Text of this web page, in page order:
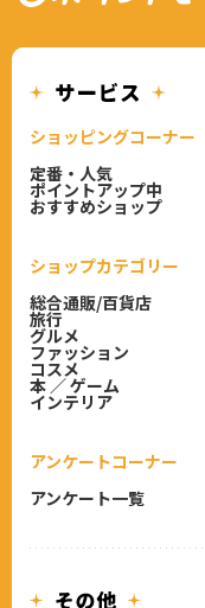
ショッピングコーナー
定番・人気
ポイントアップ中
おすすめショップ
アンケートコーナー
アンケート一覧
ショップカテゴリー
総合通販/百貨店
旅行
グルメ
ファッション
コスメ
本 ／ ゲーム
インテリア